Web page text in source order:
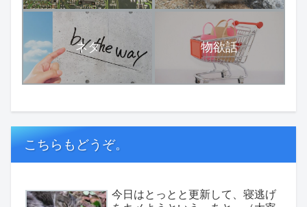
ネタ 物欲話
こちらもどうぞ。
今日はとっとと更新して、寝逃げ